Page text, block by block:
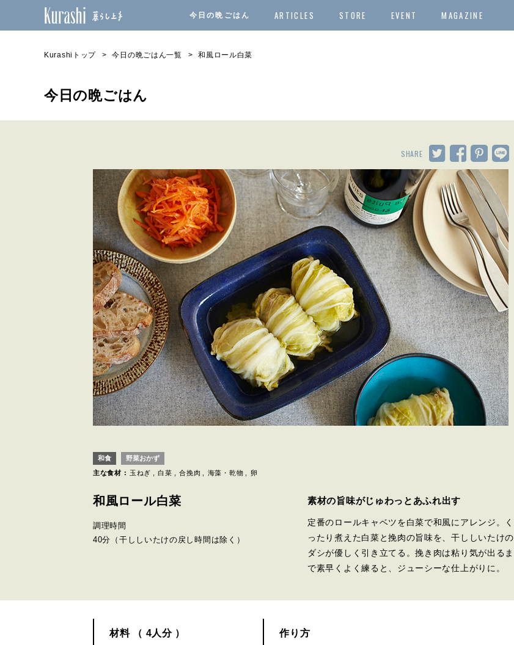
今日の晩ごはん ARTICLES STORE EVENT MAGAZINE
Kurashiトップ 今日の晩ごはん一覧 和風ロール白菜
今日の晩ごはん
SHARE
和食
野菜おかず
主な食材 : 玉ねぎ 白菜 合挽肉 海藻・乾物 卵
和風ロール白菜
調理時間
40分 （干ししいたけの戻し時間は除く）
素材の旨味がじゅわっとあふれ出す
定番のロールキャベツを白菜で和風にアレンジ。く
ったり煮えた白菜と挽肉の旨味を、干ししいたけの
ダシが優しく引き立てる。挽き肉は粘り気が出るま
で素早くよく練ると、ジューシーな仕上がりに。
材料 （ 4人分 ） 作り方